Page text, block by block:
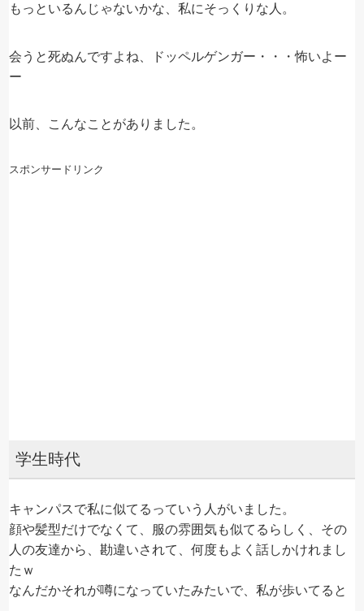
もっといるんじゃないかな、私にそっくりな人。
会うと死ぬんですよね、ドッペルゲンガー・・・怖いよー
ー
以前、こんなことがありました。
スポンサードリンク
学生時代
キャンパスで私に似てるっていう人がいました。
顔や髪型だけでなくて、服の雰囲気も似てるらしく、その
人の友達から、勘違いされて、何度もよく話しかけれまし
たｗ
なんだかそれが噂になっていたみたいで、私が歩いてると